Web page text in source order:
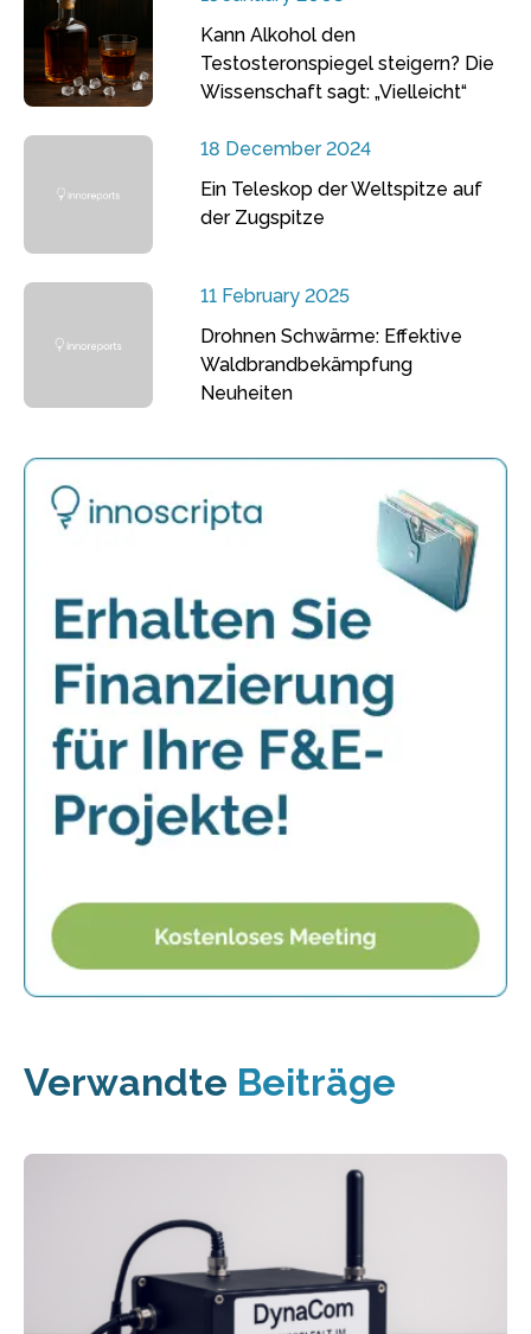
Kann Alkohol den
Testosteronspiegel steigern? Die
Wissenschaft sagt: „Vielleicht“
18 December 2024
Ein Teleskop der Weltspitze auf
der Zugspitze
11 February 2025
Drohnen Schwärme: Effektive
Waldbrandbekämpfung
Neuheiten
Verwandte Beiträge